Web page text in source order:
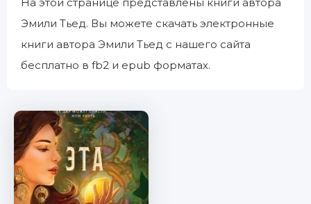
Эмили Тьед. Вы можете скачать электронные
книги автора Эмили Тьед с нашего сайта
бесплатно в fb2 и epub форматах.